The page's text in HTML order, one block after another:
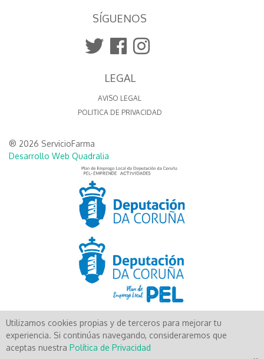
SÍGUENOS
LEGAL
AVISO LEGAL
POLITICA DE PRIVACIDAD
® 2026 ServicioFarma
Desarrollo Web Quadralia
Utilizamos cookies propias y de terceros para mejorar tu
experiencia. Si continúas navegando, consideraremos que
aceptas nuestra Política de Privacidad
Aún no existen valoraciones para este producto.